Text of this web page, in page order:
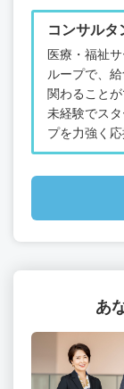
コンサルタ
医療・福祉
ループで、
関わることが
未経験でス
プを力強く
あ